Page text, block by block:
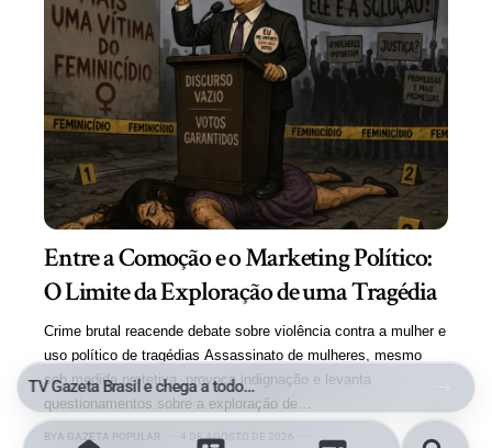
Entre a Comoção e o Marketing Político:
O Limite da Exploração de uma Tragédia
Crime brutal reacende debate sobre violência contra a mulher e
uso político de tragédias Assassinato de mulheres, mesmo
sob medida protetiva, provoca indignação e levanta
questionamentos sobre a exploração de…
BYA GAZETA POPULAR 4 DE AGOSTO DE 2026